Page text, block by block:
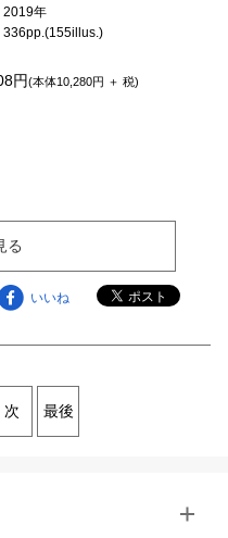
2019年
336pp.(155illus.)
円(本体10,280円 ＋ 税)
る
いいね
次 最後